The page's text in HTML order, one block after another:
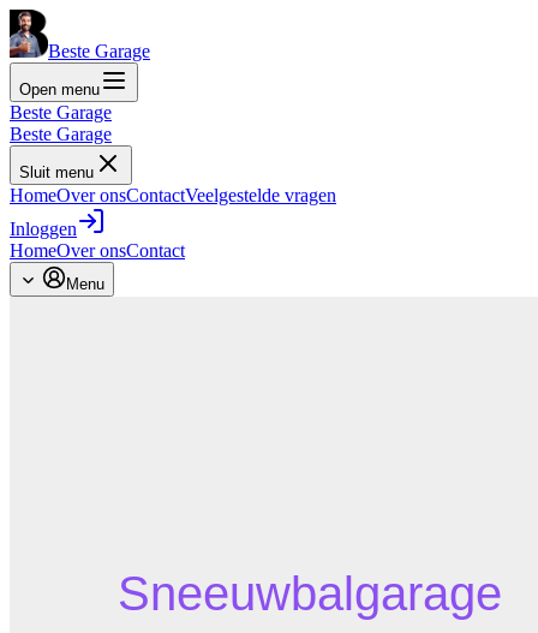
Beste Garage
Open menu
Beste Garage
Beste Garage
Sluit menu
HomeOver onsContactVeelgestelde vragen
Inloggen
HomeOver onsContact
Menu